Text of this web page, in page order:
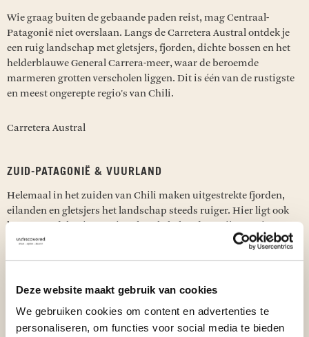
Deze website maakt gebruik van cookies
We gebruiken cookies om content en advertenties te
personaliseren, om functies voor social media te bieden
Wie graag buiten de gebaande paden reist, mag Centraal-
Patagonië niet overslaan. Langs de Carretera Austral ontdek je
een ruig landschap met gletsjers, fjorden, dichte bossen en het
helderblauwe General Carrera-meer, waar de beroemde
marmeren grotten verscholen liggen. Dit is één van de rustigste
en meest ongerepte regio's van Chili.
Carretera Austral
ZUID-PATAGONIË & VUURLAND
Helemaal in het zuiden van Chili maken uitgestrekte fjorden,
eilanden en gletsjers het landschap steeds ruiger. Hier ligt ook
het Torres del Paine National Park, bekend om zijn granieten
bergpieken, helderblauwe meren en indrukwekkende gletsjers.
Torres del Paine National Park